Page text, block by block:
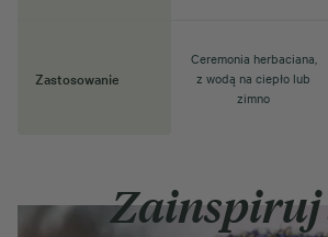
Zastosowanie
Ceremonia herbaciana,
z wodą na ciepło lub
zimno
Zainspiruj